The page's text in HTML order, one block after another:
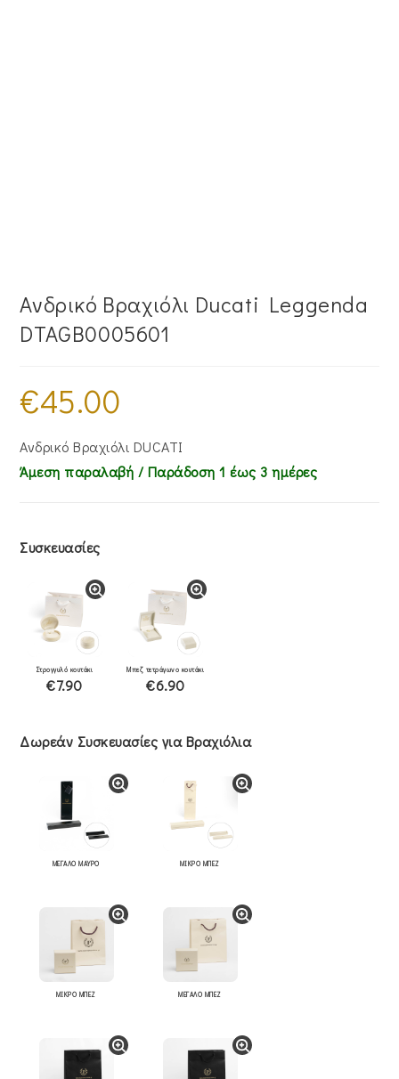
Ανδρικό Βραχιόλι Ducati Leggenda
DTAGB0005601
€45.00
Ανδρικό Βραχιόλι DUCATI
Άμεση παραλαβή / Παράδoση 1 έως 3 ημέρες
Συσκευασίες
Στρογγυλό κουτάκι
€7.90
Μπεζ τετράγωνο κουτάκι
€6.90
Δωρεάν Συσκευασίες για Βραχιόλια
ΜΕΓΑΛΟ ΜΑΥΡΟ ΜΙΚΡΟ ΜΠΕΖ
ΜΙΚΡΟ ΜΠΕΖ ΜΕΓΑΛΟ ΜΠΕΖ